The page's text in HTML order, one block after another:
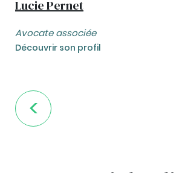
Lucie Pernet
Avocate associée
Découvrir son profil